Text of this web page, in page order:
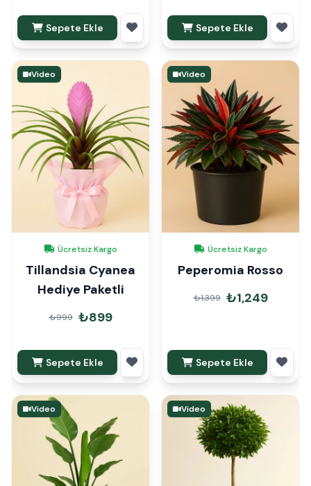
Sepete Ekle Sepete Ekle
Video
Ücretsiz Kargo
Tillandsia Cyanea
Hediye Paketli
₺999 ₺899
Sepete Ekle
Video
Ücretsiz Kargo
Peperomia Rosso
₺1,399 ₺1,249
Sepete Ekle
Video Video